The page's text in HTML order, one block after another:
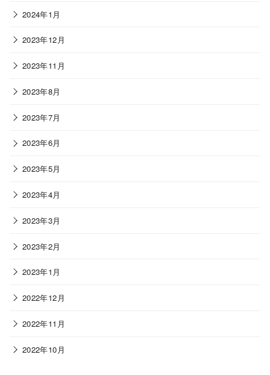
2024年1月
2023年12月
2023年11月
2023年8月
2023年7月
2023年6月
2023年5月
2023年4月
2023年3月
2023年2月
2023年1月
2022年12月
2022年11月
2022年10月